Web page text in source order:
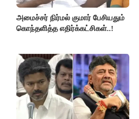
அமைச்சர் நிர்மல் குமார் பேசியதும்
கொந்தளித்த எதிர்க்கட்சிகள்..!